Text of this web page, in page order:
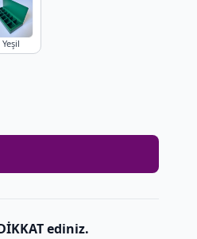
Yeşil
ediniz.